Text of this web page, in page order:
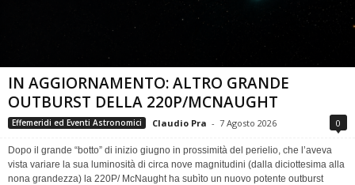
IN AGGIORNAMENTO: ALTRO GRANDE
OUTBURST DELLA 220P/MCNAUGHT
Effemeridi ed Eventi Astronomici Claudio Pra - 7 Agosto 2026 0
Dopo il grande “botto” di inizio giugno in prossimità del perielio, che l’aveva
vista variare la sua luminosità di circa nove magnitudini (dalla diciottesima alla
nona grandezza) la 220P/ McNaught ha subìto un nuovo potente outburst